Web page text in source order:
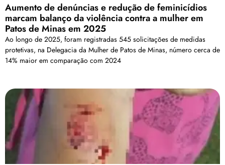
Aumento de denúncias e redução de feminicídios
marcam balanço da violência contra a mulher em
Patos de Minas em 2025
Ao longo de 2025, foram registradas 545 solicitações de medidas
protetivas, na Delegacia da Mulher de Patos de Minas, número cerca de
14% maior em comparação com 2024